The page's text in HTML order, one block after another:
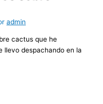
admin
cactus que he
llevo despachando en la